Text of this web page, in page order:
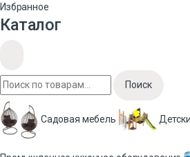
Избранное
Каталог
Поиск
Садовая мебель